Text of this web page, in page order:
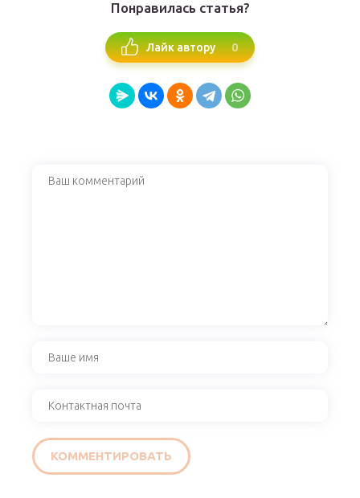
Понравилась статья?
Лайк автору 0